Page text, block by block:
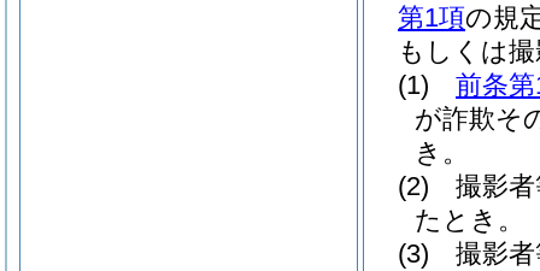
第1項の規
もしくは
(1)
前条
が詐欺そ
き。
(2)
撮影
たとき。
(3)
撮影